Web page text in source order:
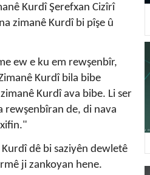
Kurdî Şerefxan Cizîrî
zimanê Kurdî bi pîşe û
ew e ku em rewşenbîr,
Kurdî bila bibe
Kurdî ava bibe. Li ser
rewşenbîran de, di nava
dê bi saziyên dewletê
ji zankoyan hene.